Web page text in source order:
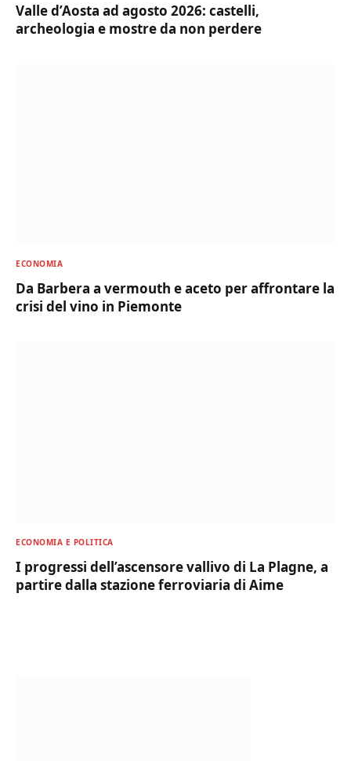
Valle d’Aosta ad agosto 2026: castelli,
archeologia e mostre da non perdere
ECONOMIA
Da Barbera a vermouth e aceto per affrontare la
crisi del vino in Piemonte
ECONOMIA E POLITICA
I progressi dell’ascensore vallivo di La Plagne, a
partire dalla stazione ferroviaria di Aime